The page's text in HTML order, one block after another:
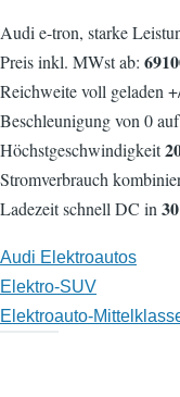
Audi e-tron, starke
Preis inkl. MWst ab:
Reichweite voll geladen
Beschleunigung von 0
Höchstgeschwindigkeit
Stromverbrauch
Ladezeit schnell DC in 30
Audi Elektroautos
Elektro-SUV
Elektroauto-